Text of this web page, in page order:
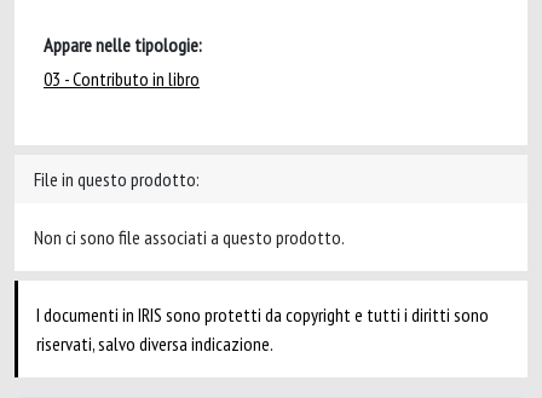
Appare nelle tipologie:
03 - Contributo in libro
File in questo prodotto:
Non ci sono file associati a questo prodotto.
I documenti in IRIS sono protetti da copyright e tutti i diritti sono
riservati, salvo diversa indicazione.